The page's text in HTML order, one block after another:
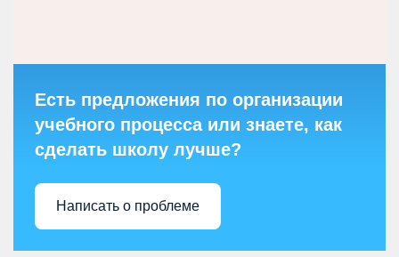
Есть предложения по организации
учебного процесса или знаете, как
сделать школу лучше?
Написать о проблеме